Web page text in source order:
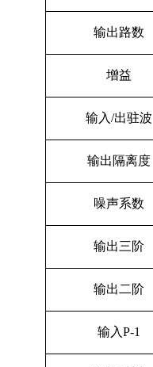
输出路数
增益
输入/出驻波
输出隔离度
噪声系数
输出三阶
输出二阶
输入P-1